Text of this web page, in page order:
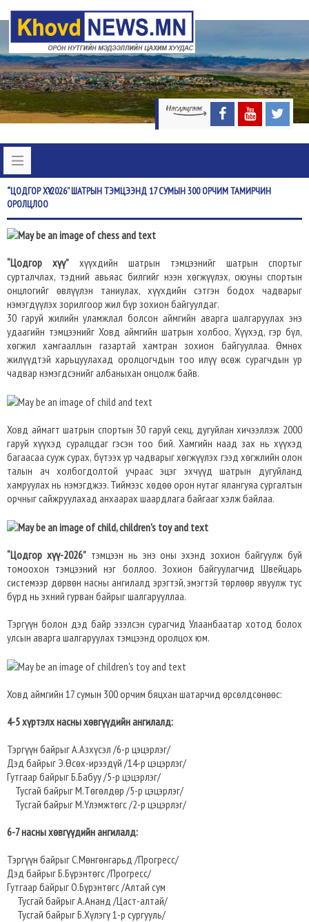
“ЦОДГОРХҮҮ-2026” ШАТРЫН ТЭМЦЭЭНД 17 СУМЫН 300 ОРЧИМ ТАМИРЧИН
ОРОЛЦЛОО
“Цодгор хүү” хүүхдийн шатрын тэмцээнийг шатрын спортыг
сурталчлах, тэдний авьяас билгийг нээн хөгжүүлэх, оюуны спортын
онцлогийг өвлүүлэн таниулах, хүүхдийн сэтгэн бодох чадварыг
нэмэгдүүлэх зорилгоор жил бүр зохион байгуулдаг.
30 гаруй жилийн уламжлал болсон аймгийн аварга шалгаруулах энэ
удаагийн тэмцээнийг Ховд аймгийн шатрын холбоо, Хүүхэд, гэр бүл,
хөгжил хамгааллын газартай хамтран зохион байгууллаа. Өмнөх
жилүүдтэй харьцуулахад оролцогчдын тоо илүү өсөж сурагчдын ур
чадвар нэмэгдсэнийг албаныхан онцолж байв.
Ховд аймагт шатрын спортын 30 гаруй секц, дугуйлан хичээллэж 2000
гаруй хүүхэд суралцдаг гэсэн тоо бий. Хамгийн наад зах нь хүүхэд
багаасаа сууж сурах, бүтээх ур чадварыг хөгжүүлэх гээд хөгжлийн олон
талын ач холбогдолтой учраас эцэг эхчүүд шатрын дугуйланд
хамруулах нь нэмэгджээ. Тиймээс хөдөө орон нутаг ялангуяа сургалтын
орчныг сайжруулахад анхаарах шаардлага байгааг хэлж байлаа.
“Цодгор хүү-2026”тэмцээн нь энэ оны эхэнд зохион байгуулж буй
томоохон тэмцээний нэг боллоо. Зохион байгуулагчид Швейцарь
системээр дөрвөн насны ангилалд эрэгтэй, эмэгтэй төрлөөр явуулж тус
бүрд нь эхний гурван байрыг шалгарууллаа.
Тэргүүн болон дэд байр эзэлсэн сурагчид Улаанбаатар хотод болох
улсын аварга шалгаруулах тэмцээнд оролцох юм.
Ховд аймгийн 17 сумын 300 орчим бяцхан шатарчид өрсөлдсөнөөс:
4-5 хүртэлх насны хөвгүүдийн ангилалд:
Тэргүүн байрыг А.Азхүсэл /6-р цэцэрлэг/
Дэд байрыг Э.Өсөх-ирээдүй /14-р цэцэрлэг/
Гутгаар байрыг Б.Бабуу /5-р цэцэрлэг/
Тусгай байрыг М.Төгөлдөр /5-р цэцэрлэг/
Тусгай байрыг М.Үлэмжтөгс /2-р цэцэрлэг/
6-7 насны хөвгүүдийн ангилалд:
Тэргүүн байрыг С.Мөнгөнгарьд /Прогресс/
Дэд байрыг Б.Бүрэнтөгс /Прогресс/
Гутгаар байрыг О.Бүрэнтөгс /Алтай сум
Тусгай байрыг А.Ананд /Цаст-алтай/
Тусгай байрыг Б.Хүлэгү 1-р сургууль/